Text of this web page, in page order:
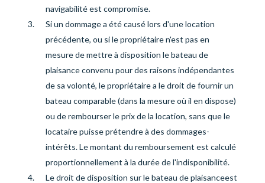
navigabilité est compromise.
Si un dommage a été causé lors d'une location
précédente, ou si le propriétaire n'est pas en
mesure de mettre à disposition le bateau de
plaisance convenu pour des raisons indépendantes
de sa volonté, le propriétaire a le droit de fournir un
bateau comparable (dans la mesure où il en dispose)
ou de rembourser le prix de la location, sans que le
locataire puisse prétendre à des dommages-
intérêts. Le montant du remboursement est calculé
proportionnellement à la durée de l'indisponibilité.
Le droit de disposition sur le bateau de plaisanceest